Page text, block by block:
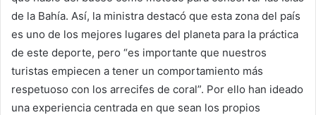
de la Bahía. Así, la ministra destacó que esta zona del país
es uno de los mejores lugares del planeta para la práctica
de este deporte, pero “es importante que nuestros
turistas empiecen a tener un comportamiento más
respetuoso con los arrecifes de coral”. Por ello han ideado
una experiencia centrada en que sean los propios